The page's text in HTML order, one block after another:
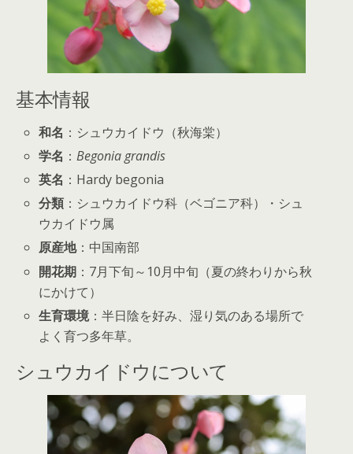
基本情報
和名 ：シュウカイドウ（秋海棠）
学名 ：Begonia grandis
英名 ：Hardy begonia
分類 ：シュウカイドウ科（ベゴニア科）・シュ
ウカイドウ属
原産地：中国南部
開花期 ：7月下旬～10月中旬（夏の終わりから秋
にかけて）
生育環境：半日陰を好み、湿り気のある場所で
よく育つ多年草。
シュウカイドウについて